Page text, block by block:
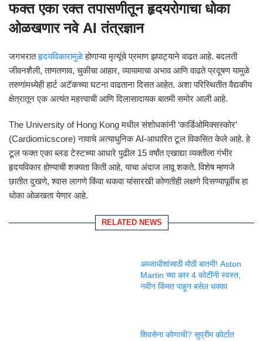
फक्त एका रक्त तपासणीतून हृदयरोगाचा धोका
ओळखणार नवे AI तंत्रज्ञान
जगभरातहृदयविकारामुळेहोणाऱ्या मृत्यूंचे प्रमाण झपाट्याने वाढत आहे. बदलती
जीवनशैली, ताणतणाव, चुकीचा आहार, व्यायामाचा अभाव आणि वाढते प्रदूषण यामुळे
तरुणांमध्येही हार्ट अटॅकच्या घटना वाढताना दिसत आहेत. अशा परिस्थितीत वैद्यकीय
क्षेत्रातून एक अत्यंत महत्त्वाची आणि दिलासादायक बातमी समोर आली आहे.
The University of Hong Kongमधील संशोधकांनी ‘कार्डिओमिक्सस्कोर’
(Cardiomicscore) नावाचे अत्याधुनिक AI-आधारित टूल विकसित केले आहे. हे
टूल फक्त एका ब्लड टेस्टच्या आधारे पुढील 15 वर्षांत एखाद्या व्यक्तीला गंभीर
हृदयविकार होण्याची शक्यता किती आहे, याचा अंदाज लावू शकते. विशेष म्हणजे
छातीत दुखणे, श्वास लागणे किंवा थकवा यांसारखी कोणतीही लक्षणे दिसण्यापूर्वीच हा
धोका ओळखता येणार आहे.
RELATED NEWS
अब्जाधीशांसाठी मोठी बातमी! Aston
Martin च्या कार 4 कोटींनी स्वस्त,
नवीन किंमत पाहून बसेल धक्का
शिवसेना कोणाची? सुप्रीम कोर्टात